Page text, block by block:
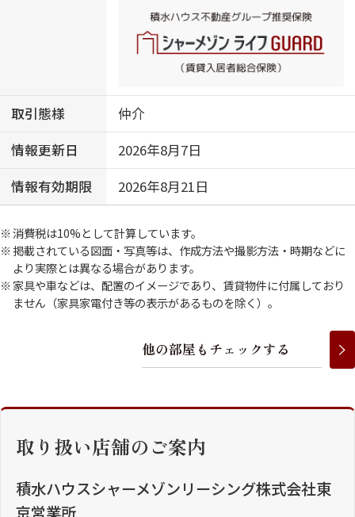
取引態様
仲介
情報更新日
2026年8月7日
情報有効期限
2026年8月21日
消費税は10%として計算しています。
掲載されている図面・写真等は、作成方法や撮影方法・時期などに
より実際とは異なる場合があります。
家具や車などは、配置のイメージであり、賃貸物件に付属しており
ません（家具家電付き等の表示があるものを除く）。
他の部屋 も チェ ッ クする
取り扱い店舗のご案内
積水ハウスシャーメゾンリーシング株式会社東
京営業所